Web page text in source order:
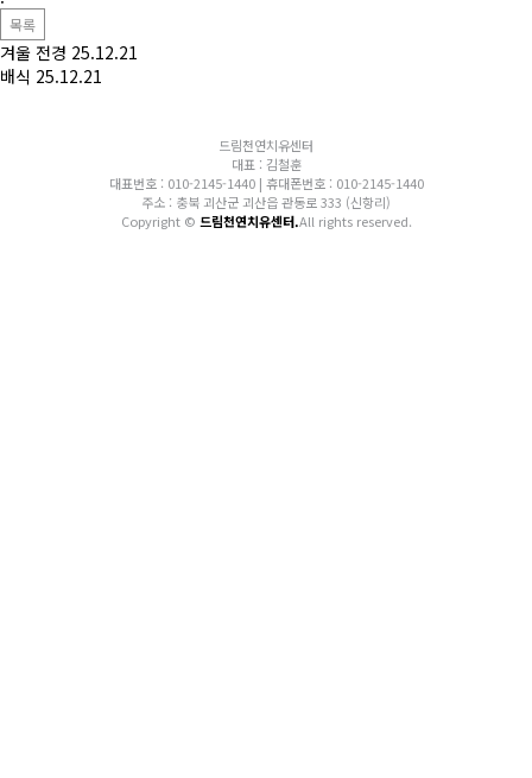
목록
겨울 전경 25.12.21
배식 25.12.21
드림천연치유센터
대표 : 김철훈
대표번호 : 010-2145-1440 | 휴대폰번호 : 010-2145-1440
주소 : 충북 괴산군 괴산읍 관동로 333 (신항리)
Copyright © 드림천연치유센터.All rights reserved.